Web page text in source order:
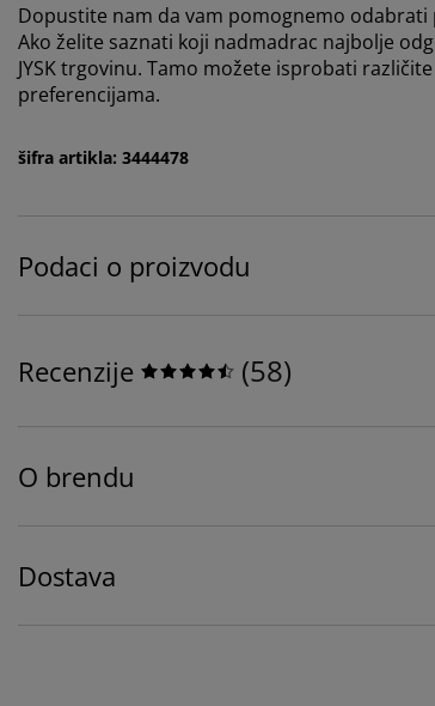
Dopustite nam da vam pomognemo odabrati
Ako želite saznati koji nadmadrac najbolje
JYSK trgovinu. Tamo možete isprobati
preferencijama.
šifra artikla: 3444478
Podaci o proizvodu
Recenzije (58)
O brendu
Dostava